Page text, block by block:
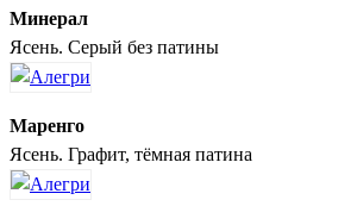
Минерал
Ясень. Серый без патины
Маренго
Ясень. Графит, тёмная патина